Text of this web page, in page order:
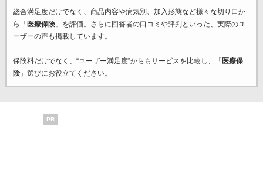
総合満足度だけでなく、商品内容や病気別、加入形態など様々な切り口か
ら「 医療保険」を評価。さらに回答者の口コミや評判といった、実際のユ
ーザーの声も掲載しています。
保険料だけでなく、“ユーザー満足度”からもサービスを比較し、「 医療保
険」選びにお役立てください。
PR